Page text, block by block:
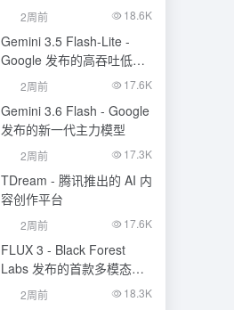
2周前 18.6K
Gemini 3.5 Flash-Lite -
Google 发布的高吞吐低成
本模型
2周前 17.6K
Gemini 3.6 Flash - Google
发布的新一代主力模型
2周前 17.3K
TDream - 腾讯推出的 AI 内
容创作平台
2周前 17.6K
FLUX 3 - Black Forest
Labs 发布的首款多模态基
础模型
2周前 18.3K